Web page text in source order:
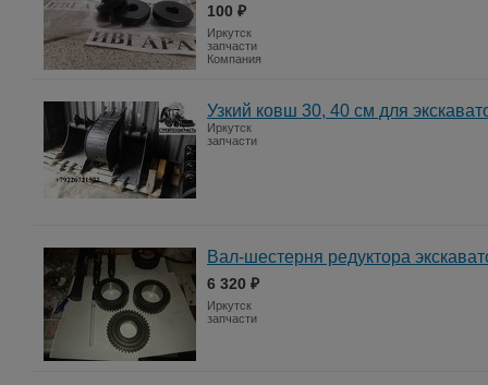
100 ₽
Иркутск
запчасти
Компания
Узкий ковш 30, 40 см для
Иркутск
запчасти
Вал-шестерня редуктора
6 320 ₽
Иркутск
запчасти